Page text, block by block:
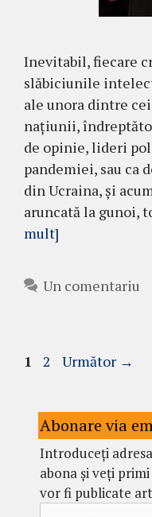
Inevitabil, fiecare
slăbiciunile
ale unora dintre
națiunii,
de opinie, lideri
pandemiei, sau ca
din Ucraina, și
aruncată la gunoi,
mult]
Un comentariu
Pagina
1 Pagina
2 Următor →
Abonare via
Introduceți
abona și veți
vor fi publicate